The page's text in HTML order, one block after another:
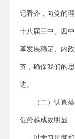
记看齐，向党的
十八届三中、四
革发展稳定、内
齐，确保我们的
进。
（二）认真
促跨越成效明显